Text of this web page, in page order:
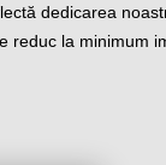
dedicarea
reduc la minimum